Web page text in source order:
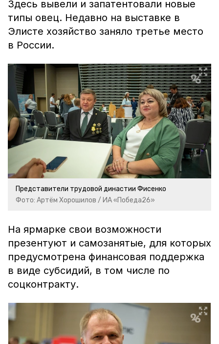
Здесь вывели и запатентовали новые
типы овец. Недавно на выставке в
Элисте хозяйство заняло третье место
в России.
Представители трудовой династии Фисенко
Фото: Артём Хорошилов / ИА «Победа26»
На ярмарке свои возможности
презентуют и самозанятые, для которых
предусмотрена финансовая поддержка
в виде субсидий, в том числе по
соцконтракту.